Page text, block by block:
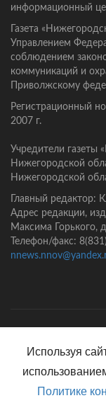
информационный
Газета
Управлением
соблюдением
коммуникаций и
Приволжскому
Регистрационный
2007 г.
Учредители газеты
Нижегородской
Нижегородской
Главный редактор:
Адрес редакции,
Максима Горького,
Телефон/факс:
Используя
Политике